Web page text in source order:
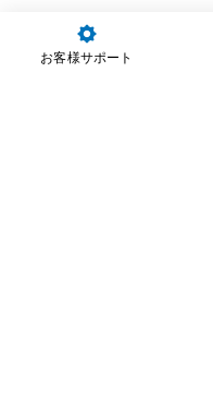
コメント
お客様サポート